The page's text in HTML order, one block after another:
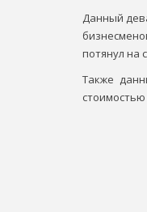
Данный
потянул на
Также